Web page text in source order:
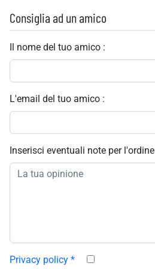
Consiglia ad un amico
Il nome del tuo amico :
L'email del tuo amico :
Inserisci eventuali note per l'ordine
Privacy policy *